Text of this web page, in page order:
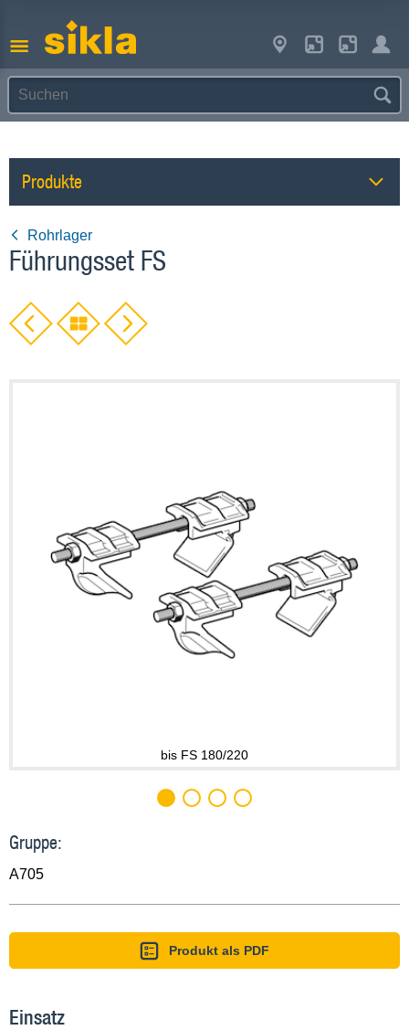
Produkte
Rohrlager
Führungsset FS
bis FS 180/220
Gruppe:
A705
Produkt als PDF
Einsatz